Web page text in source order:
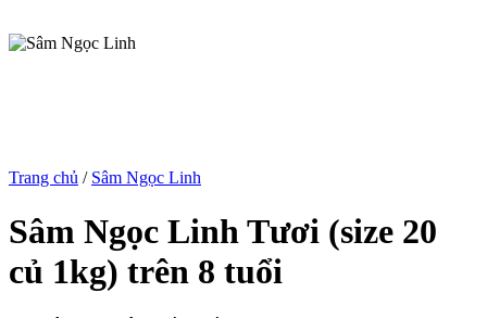
Trang chủ / Sâm Ngọc Linh
Sâm Ngọc Linh Tươi (size 20
củ 1kg) trên 8 tuổi